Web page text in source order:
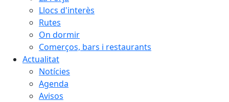
Llocs d'interès
Rutes
On dormir
Comerços, bars i restaurants
Actualitat
Notícies
Agenda
Avisos